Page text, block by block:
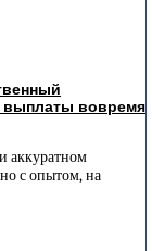
выплаты вовремя
аккуратном
с опытом, на